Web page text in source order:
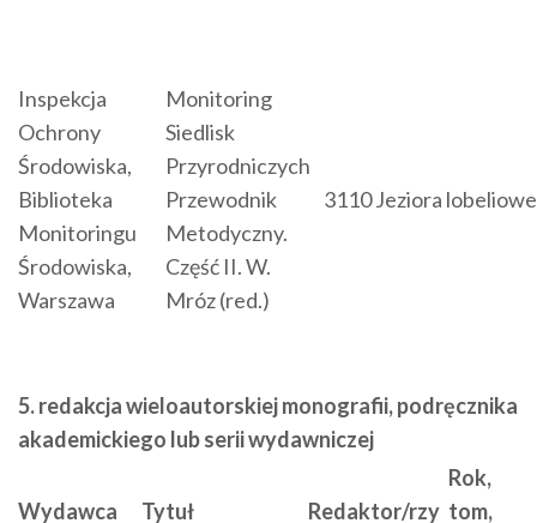
Inspekcja
Ochrony
Środowiska,
Biblioteka
Monitoringu
Środowiska,
Warszawa
Monitoring
Siedlisk
Przyrodniczych
Przewodnik
Metodyczny.
Część II. W.
Mróz (red.)
3110 Jeziora lobeliowe
5. redakcja wieloautorskiej monografii, podręcznika
akademickiego lub serii wydawniczej
Wydawca Tytuł Redaktor/rzy
Rok,
tom,